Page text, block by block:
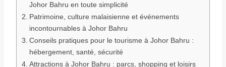
Johor Bahru en toute simplicité
Patrimoine, culture malaisienne et événements
incontournables à Johor Bahru
Conseils pratiques pour le tourisme à Johor Bahru :
hébergement, santé, sécurité
Attractions à Johor Bahru : parcs, shopping et loisirs